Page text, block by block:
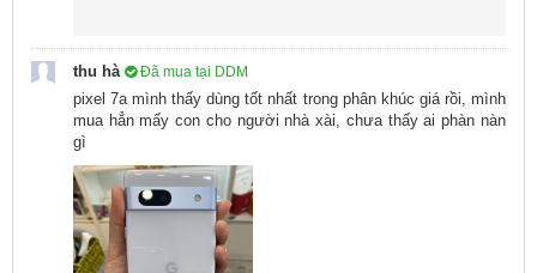
Với bộ nhớ RAM 8GB và bộ nhớ trong 128GB (UFS
3.1), Google Pixel 7a cho phép người dùng lưu trữ dữ
liệu như hình ảnh và ứng dụng một cách nhanh chóng
và tiện lợi. Hơn nữa, Google Pixel 7a cũ đẹp chạy trên
thu hà Đã mua tại DDM
pixel 7a mình thấy dùng tốt nhất trong phân khúc giá rồi, mình
mua hẳn mấy con cho người nhà xài, chưa thấy ai phàn nàn
gì